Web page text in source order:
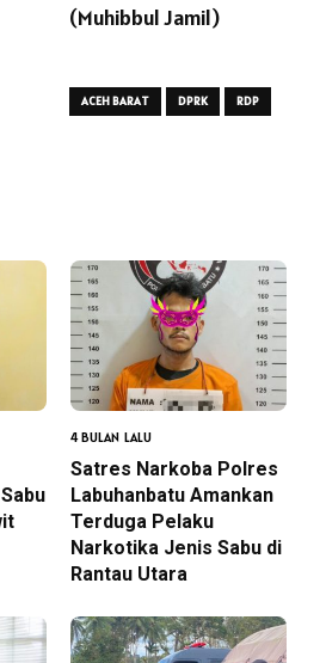
(Muhibbul Jamil)
ACEH BARAT DPRK RDP
4 BULAN LALU
Satres Narkoba Polres
Labuhanbatu Amankan
Terduga Pelaku
Narkotika Jenis Sabu di
Rantau Utara